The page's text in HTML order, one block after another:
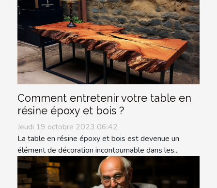
Comment entretenir votre table en
résine époxy et bois ?
Jeudi 19 octobre 2023 06:42
La table en résine époxy et bois est devenue un
élément de décoration incontournable dans les...